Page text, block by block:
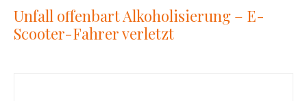
Unfall offenbart Alkoholisierung – E-
Scooter-Fahrer verletzt